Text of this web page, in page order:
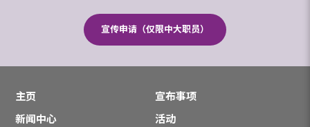
宣传申请（仅限中大职员）
主页
宣布事项
新闻中心
活动